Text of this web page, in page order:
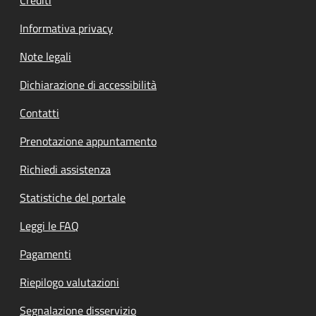
Informativa privacy
Note legali
Dichiarazione di accessibilità
Contatti
Prenotazione appuntamento
Richiedi assistenza
Statistiche del portale
Leggi le FAQ
Pagamenti
Riepilogo valutazioni
Segnalazione disservizio